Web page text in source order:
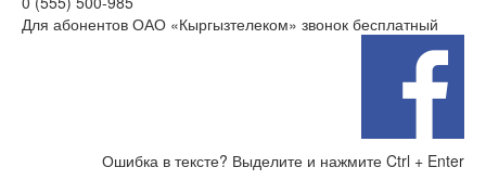
Для абонентов ОАО «Кыргызтелеком» звонок бесплатный
Ошибка в тексте? Выделите и нажмите Ctrl + Enter